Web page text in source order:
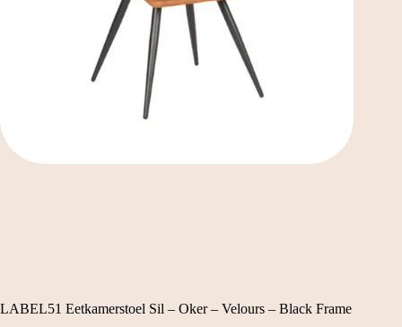
LABEL51 Eetkamerstoel Sil – Oker – Velours – Black Frame